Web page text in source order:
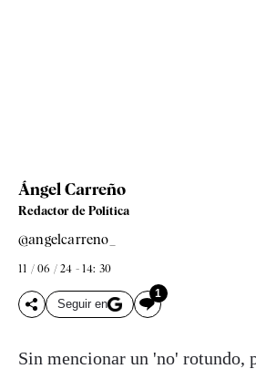
Ángel Carreño
Redactor de Política
@angelcarreno_
11 / 06 / 24 - 14: 30
Seguir en
1
Sin mencionar un 'no' rotundo,